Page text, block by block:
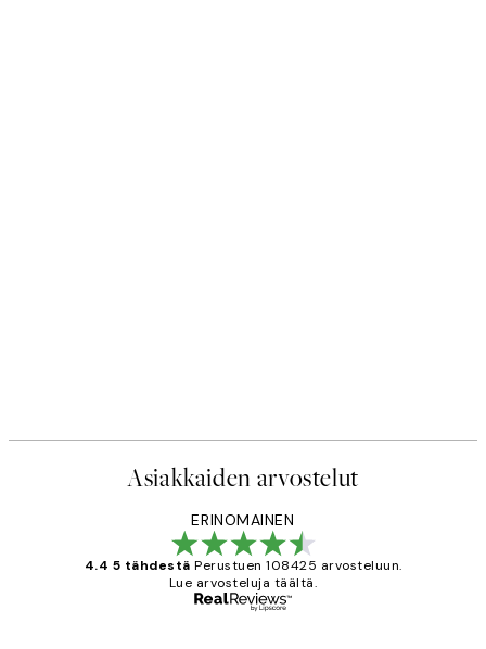
Asiakkaiden arvostelut
ERINOMAINEN
4.4 5 tähdestä Perustuen 108425 arvosteluun.
Lue arvosteluja täältä.